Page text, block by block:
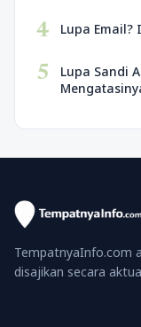
4 Lupa Email?
5
Lupa Sandi
TempatnyaInfo.com
disajikan secara